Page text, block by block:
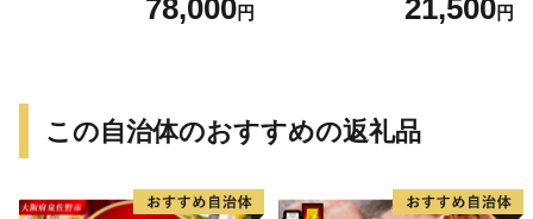
78,000円 21,500円
この自治体のおすすめの返礼品